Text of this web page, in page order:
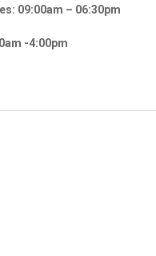
09:00am – 06:30pm
-4:00pm